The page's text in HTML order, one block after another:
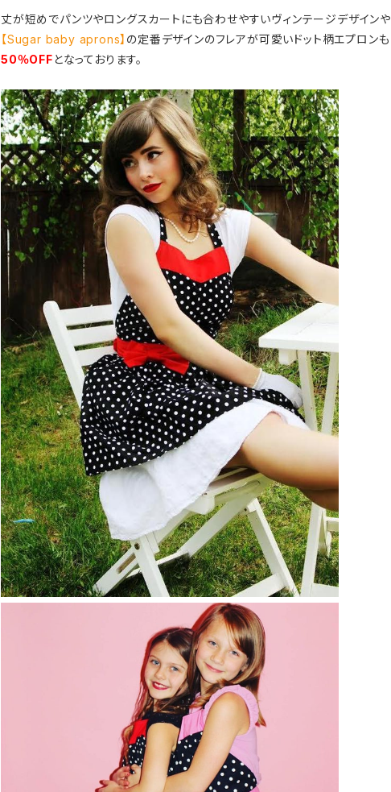
丈が短めでパンツやロングスカートにも合わせやすいヴィンテージデザインや
【Sugar baby aprons】 の定番デザインのフレアが可愛いドット柄エプロンも
50％OFFとなっております。